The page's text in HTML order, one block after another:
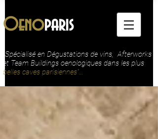
Oenoparis
"Spécialisé en Dégustations de vins, Afterworks
et Team Buildings oenologiques dans les plus
belles caves parisiennes"...